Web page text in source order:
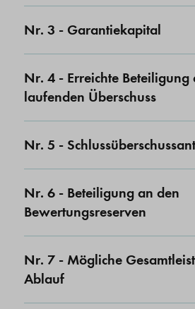
Nr. 3 - Garantiekapital
Nr. 4 - Erreichte Beteiligung
laufenden Überschuss
Nr. 5 -
Nr. 6 - Beteiligung an den
Bewertungsreserven
Nr. 7 - Mögliche
Ablauf